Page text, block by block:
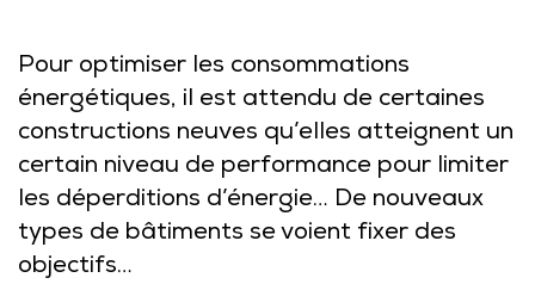
Pour optimiser les consommations
énergétiques, il est attendu de certaines
constructions neuves qu’elles atteignent un
certain niveau de performance pour limiter
les déperditions d’énergie… De nouveaux
types de bâtiments se voient fixer des
objectifs…